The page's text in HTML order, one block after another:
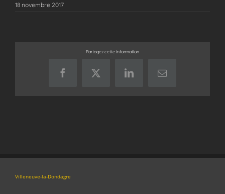
18 novembre 2017
Partagez cette information
FacebookX LinkedInEmail
Villeneuve-la-Dondagre